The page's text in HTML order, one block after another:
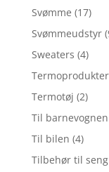
Svømme (17)
Svømmeudstyr
Sweaters (4)
Termoprodukter
Termotøj (2)
Til barnevognen
Til bilen (4)
Tilbehør til seng